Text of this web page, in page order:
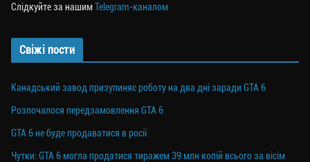
Слідкуйте за нашимTelegram-каналом
Свіжі пости
Канадський завод призупиняє роботу на два дні заради GTA 6
Розпочалося передзамовлення GTA 6
GTA 6 не буде продаватися в росії
Чутки: GTA 6 могла продатися тиражем 39 млн копій всього за вісім